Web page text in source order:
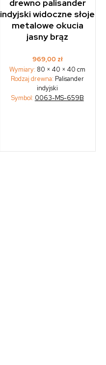
drewno palisander
indyjski widoczne słoje
metalowe okucia
jasny brąz
969,00 zł
Wymiary: 80 × 40 × 40 cm
Rodzaj drewna: Palisander
indyjski
Symbol: 0063-MS-659B